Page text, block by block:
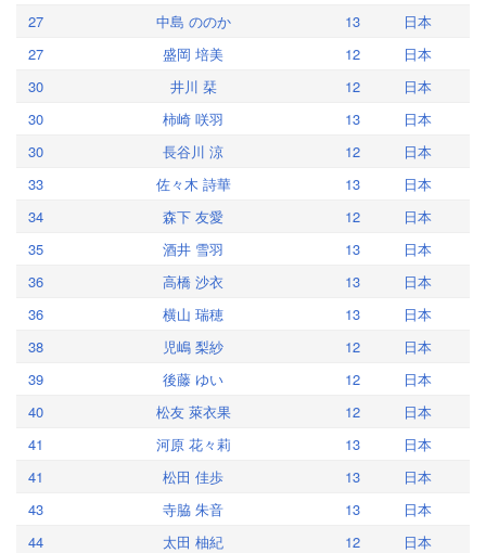
27
中島 ののか 13
日本
27
盛岡 培美 12
日本
30
井川 栞 12
日本
30
柿崎 咲羽 13
日本
30
長谷川 涼 12
日本
33
佐々木 詩華 13
日本
34
森下 友愛 12
日本
35
酒井 雪羽 13
日本
36
高橋 沙衣 13
日本
36
横山 瑞穂 13
日本
38
児嶋 梨紗 12
日本
39
後藤 ゆい 12
日本
40
松友 萊衣果 12
日本
41
河原 花々莉 13
日本
41
松田 佳歩 13
日本
43
寺脇 朱音 13
日本
44
太田 柚紀 12
日本